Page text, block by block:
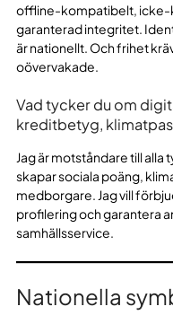
offline-kompatibelt, icke-
garanterad integritet.
är nationellt. Och frihet
oövervakade.
Vad tycker du om
kreditbetyg,
Jag är motståndare till
skapar sociala poäng,
medborgare. Jag vill
profilering och garantera
samhällsservice.
Nationella